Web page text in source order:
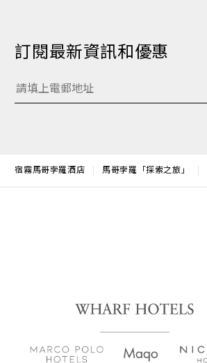
訂閱最新資訊和優惠
宿霧馬哥孛羅酒店 馬哥孛羅「探索之旅」